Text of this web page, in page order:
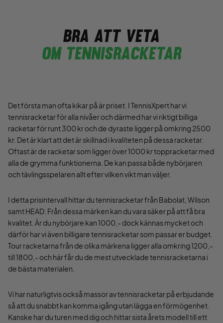
Bra att veta
Om tennisracketar
Det första man ofta kikar på är priset. I TennisXpert har vi
tennisracketar för alla nivåer och därmed har vi riktigt billiga
racketar för runt 300 kr och de dyraste ligger på omkring 2500
kr. Det är klart att det är skillnad i kvaliteten på dessa racketar.
Oftast är de racketar som ligger över 1000 kr toppracketar med
alla de grymma funktionerna. De kan passa både nybörjaren
och tävlingsspelaren allt efter vilken vikt man väljer.
I detta prisintervall hittar du tennisracketar från Babolat, Wilson
samt HEAD. Från dessa märken kan du vara säker på att få bra
kvalitet. Är du nybörjare kan 1000,- dock kännas mycket och
därför har vi även billigare tennisracketar som passar er budget.
Tour racketarna från de olika märkena ligger alla omkring 1200,-
till 1800,- och här får du de mest utvecklade tennisracketarna i
de bästa materialen.
Vi har naturligtvis också massor av tennisracketar på erbjudande
så att du snabbt kan komma igång utan lägga en förmögenhet.
Kanske har du turen med dig och hittar sista årets modell till ett